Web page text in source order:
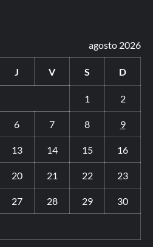
agosto 2026
J V S D
1 2
6 7 8 9
13 14 15 16
20 21 22 23
27 28 29 30